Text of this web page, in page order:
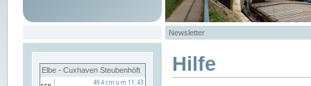
Newsletter
Elbe - Cuxhaven Steubenhöft Hilfe